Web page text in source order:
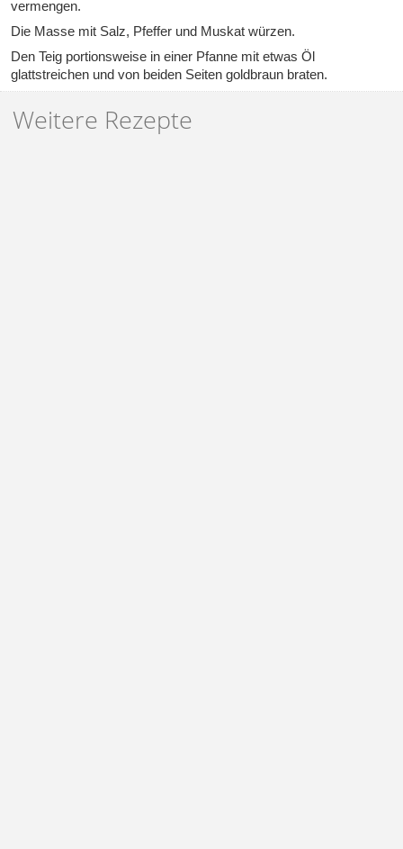
vermengen.
Die Masse mit Salz, Pfeffer und Muskat würzen.
Den Teig portionsweise in einer Pfanne mit etwas Öl
glattstreichen und von beiden Seiten goldbraun braten.
Weitere Rezepte